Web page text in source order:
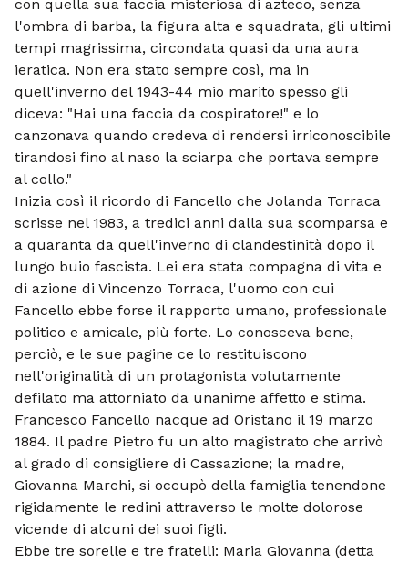
con quella sua faccia misteriosa di azteco, senza
l'ombra di barba, la figura alta e squadrata, gli ultimi
tempi magrissima, circondata quasi da una aura
ieratica. Non era stato sempre così, ma in
quell'inverno del 1943-44 mio marito spesso gli
diceva: "Hai una faccia da cospiratore!" e lo
canzonava quando credeva di rendersi irriconoscibile
tirandosi fino al naso la sciarpa che portava sempre
al collo."
Inizia così il ricordo di Fancello che Jolanda Torraca
scrisse nel 1983, a tredici anni dalla sua scomparsa e
a quaranta da quell'inverno di clandestinità dopo il
lungo buio fascista. Lei era stata compagna di vita e
di azione di Vincenzo Torraca, l'uomo con cui
Fancello ebbe forse il rapporto umano, professionale
politico e amicale, più forte. Lo conosceva bene,
perciò, e le sue pagine ce lo restituiscono
nell'originalità di un protagonista volutamente
defilato ma attorniato da unanime affetto e stima.
Francesco Fancello nacque ad Oristano il 19 marzo
1884. Il padre Pietro fu un alto magistrato che arrivò
al grado di consigliere di Cassazione; la madre,
Giovanna Marchi, si occupò della famiglia tenendone
rigidamente le redini attraverso le molte dolorose
vicende di alcuni dei suoi figli.
Ebbe tre sorelle e tre fratelli: Maria Giovanna (detta